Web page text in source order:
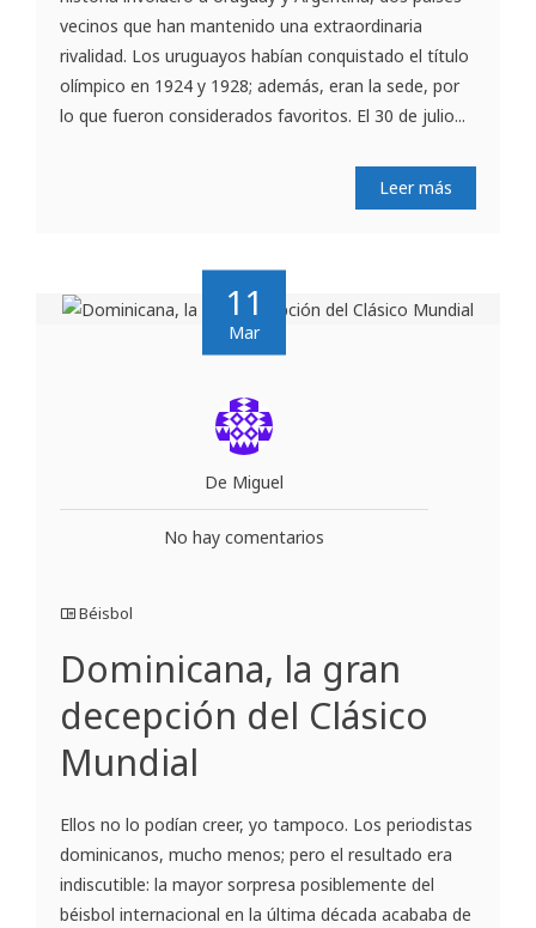
vecinos que han mantenido una extraordinaria
rivalidad. Los uruguayos habían conquistado el título
olímpico en 1924 y 1928; además, eran la sede, por
lo que fueron considerados favoritos. El 30 de julio...
Leer más
11
Mar
De Miguel
No hay comentarios
Béisbol
Dominicana, la gran
decepción del Clásico
Mundial
Ellos no lo podían creer, yo tampoco. Los periodistas
dominicanos, mucho menos; pero el resultado era
indiscutible: la mayor sorpresa posiblemente del
béisbol internacional en la última década acababa de